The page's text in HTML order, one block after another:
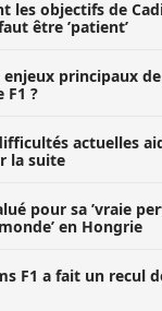
les objectifs de
être ’patient’
enjeux principaux
F1 ?
actuelles
la suite
pour sa ’vraie
en Hongrie
F1 a fait un recul